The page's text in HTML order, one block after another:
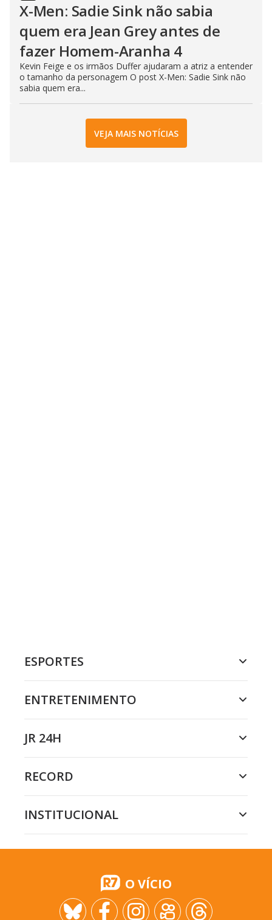
X-Men: Sadie Sink não sabia
quem era Jean Grey antes de
fazer Homem-Aranha 4
Kevin Feige e os irmãos Duffer ajudaram a atriz a entender
o tamanho da personagem O post X-Men: Sadie Sink não
sabia quem era...
VEJA MAIS NOTÍCIAS
ESPORTES
ENTRETENIMENTO
JR 24H
RECORD
INSTITUCIONAL
O VÍCIO